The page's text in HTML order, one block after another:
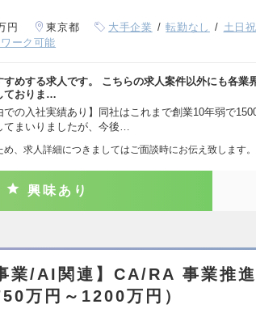
円 東京都 大手企業 転勤なし 土日
ーク可能
めする求人です。 こちらの求人案件以外にも各業
ておりま…
での入社実績あり】同社はこれまで創業10年弱で
まいりましたが、今後…
め、求人詳細につきましてはご面談時にお伝え致します。
興味あり
業/AI関連】CA/RA 事業推
万円～1200万円）